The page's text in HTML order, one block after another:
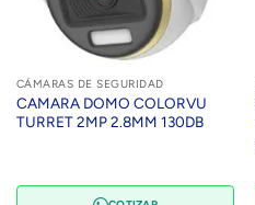
CÁMARAS DE SEGURIDAD
CAMARA DOMO COLORVU
TURRET 2MP 2.8MM 130DB